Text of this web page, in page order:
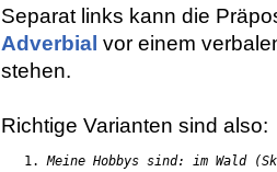
Separat links kann die
Adverbial vor einem
stehen.
Richtige Varianten sind also:
   1.
Meine Hobbys sind: im Wald